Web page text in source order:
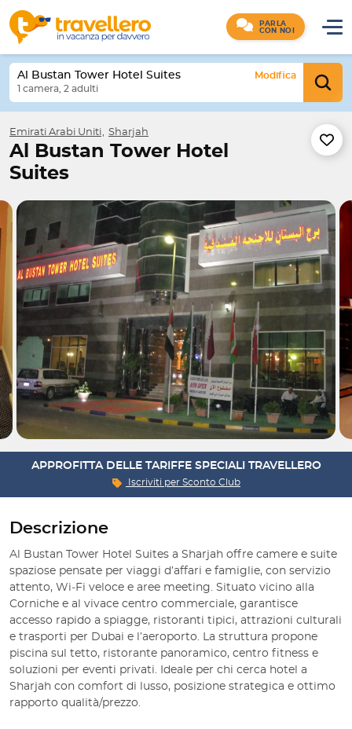
PARLA
CON NOI
Al Bustan Tower Hotel Suites
Modifica
1 camera, 2 adulti
Emirati Arabi Uniti Sharjah
Al Bustan Tower Hotel
Suites
APPROFITTA DELLE TARIFFE SPECIALI TRAVELLERO
Iscriviti per Sconto Club
Descrizione
Al Bustan Tower Hotel Suites a Sharjah offre camere e suite
spaziose pensate per viaggi d’affari e famiglie, con servizio
attento, Wi‑Fi veloce e aree meeting. Situato vicino alla
Corniche e al vivace centro commerciale, garantisce
accesso rapido a spiagge, ristoranti tipici, attrazioni culturali
e trasporti per Dubai e l’aeroporto. La struttura propone
piscina sul tetto, ristorante panoramico, centro fitness e
soluzioni per eventi privati. Ideale per chi cerca hotel a
Sharjah con comfort di lusso, posizione strategica e ottimo
rapporto qualità/prezzo.